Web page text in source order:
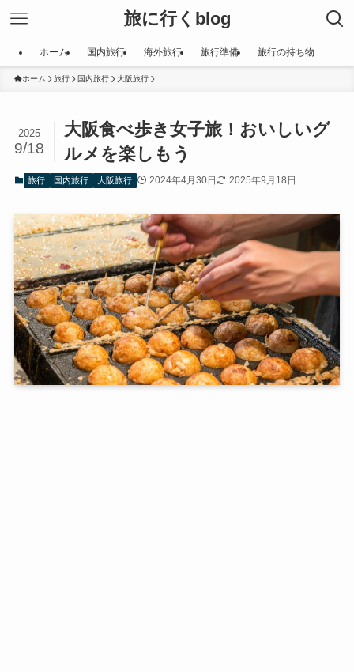
旅に行くblog
ホーム 国内旅行 海外旅行 旅行準備 旅行の持ち物
ホーム 旅行 国内旅行 大阪旅行
大阪食べ歩き女子旅！おいしいグ
ルメを楽しもう
2025
9/18
旅行 国内旅行 大阪旅行 2024年4月30日 2025年9月18日